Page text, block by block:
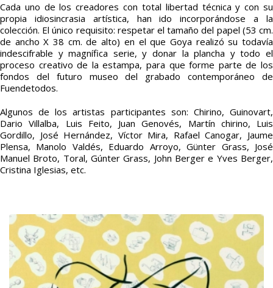
Cada uno de los creadores con total libertad técnica y con su
propia idiosincrasia artística, han ido incorporándose a la
colección. El único requisito: respetar el tamaño del papel (53 cm.
de ancho X 38 cm. de alto) en el que Goya realizó su todavía
indescifrable y magnífica serie, y donar la plancha y todo el
proceso creativo de la estampa, para que forme parte de los
fondos del futuro museo del grabado contemporáneo de
Fuendetodos.
Algunos de los artistas participantes son: Chirino, Guinovart,
Dario Villalba, Luis Feito, Juan Genovés, Martín chirino, Luis
Gordillo, José Hernández, Víctor Mira, Rafael Canogar, Jaume
Plensa, Manolo Valdés, Eduardo Arroyo, Günter Grass, José
Manuel Broto, Toral, Gúnter Grass, John Berger e Yves Berger,
Cristina Iglesias, etc.